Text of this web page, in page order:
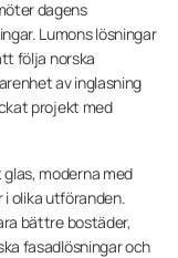
dagens
Lumons lösningar
följa norska
av inglasning
projekt med
moderna med
i olika utföranden.
bättre bostäder,
fasadlösningar och